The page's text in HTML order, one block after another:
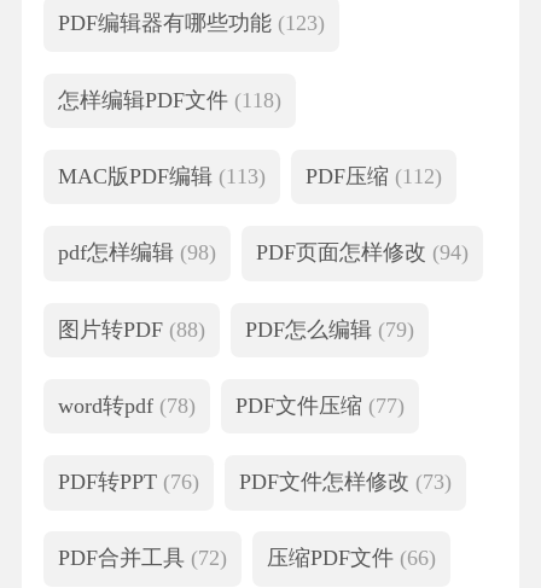
PDF编辑器有哪些功能 (123)
怎样编辑PDF文件 (118)
MAC版PDF编辑 (113) PDF压缩 (112)
pdf怎样编辑 (98) PDF页面怎样修改 (94)
图片转PDF (88) PDF怎么编辑 (79)
word转pdf (78) PDF文件压缩 (77)
PDF转PPT (76) PDF文件怎样修改 (73)
PDF合并工具 (72) 压缩PDF文件 (66)